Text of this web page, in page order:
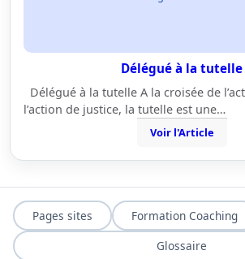
Délégué à la tutelle
Délégué à la tutelle A la croisée de
l’action de justice, la tutelle est une…
Voir l'Article
Pages sites Formation Coaching
Glossaire